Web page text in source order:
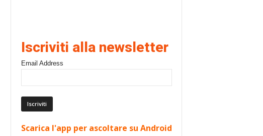
Iscriviti alla newsletter
Email Address
Scarica l'app per ascoltare su Android